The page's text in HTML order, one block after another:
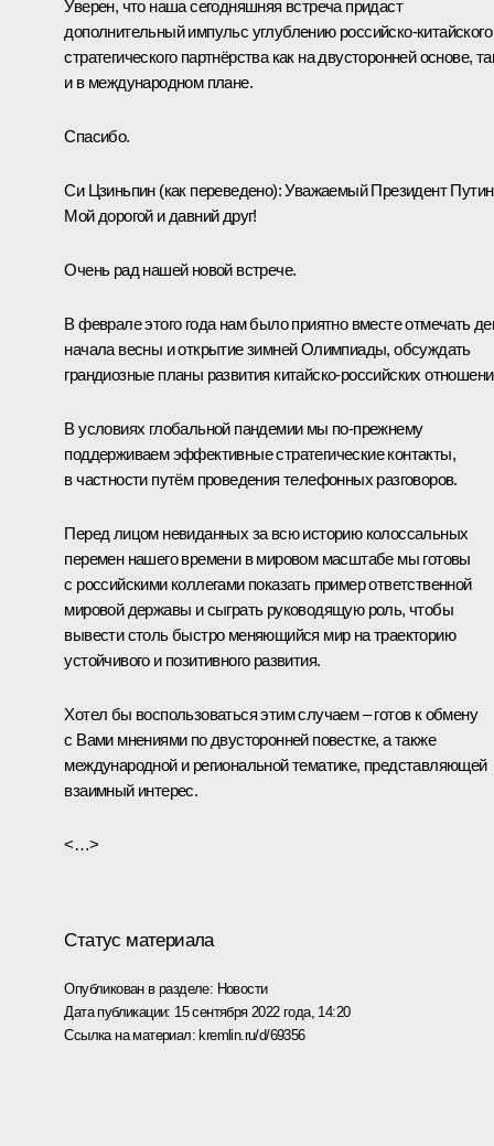
Уверен, что наша сегодняшняя встреча придаст
дополнительный импульс углублению российско-китайского
стратегического партнёрства как на двусторонней основе,
и в международном плане.
Спасибо.
Си Цзиньпин (как переведено):Уважаемый Президент
Мой дорогой и давний друг!
Очень рад нашей новой встрече.
В феврале этого года нам было приятно вместе отмечать
начала весны и открытие зимней Олимпиады, обсуждать
грандиозные планы развития китайско-российских
В условиях глобальной пандемии мы по-прежнему
поддерживаем эффективные стратегические контакты,
в частности путём проведения телефонных разговоров.
Перед лицом невиданных за всю историю колоссальных
перемен нашего времени в мировом масштабе мы готовы
с российскими коллегами показать пример ответственной
мировой державы и сыграть руководящую роль, чтобы
вывести столь быстро меняющийся мир на траекторию
устойчивого и позитивного развития.
Хотел бы воспользоваться этим случаем – готов к обмену
с Вами мнениями по двусторонней повестке, а также
международной и региональной тематике, представляющей
взаимный интерес.
<…>
Статус материала
Опубликован в разделе: Новости
Дата публикации: 15 сентября 2022 года, 14:20
Ссылка на материал: kremlin.ru/d/69356